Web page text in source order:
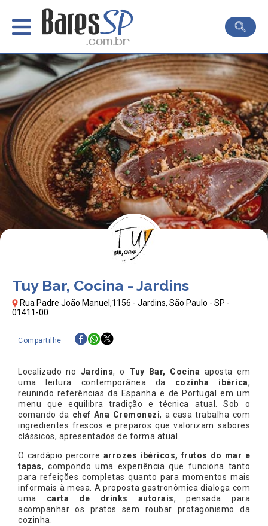
Tuy Bar, Cocina - Jardins
Rua Padre João Manuel,1156 - Jardins, São Paulo - SP -
01411-00
Compartilhe
Localizado no Jardins, o Tuy Bar, Cocina aposta em
uma leitura contemporânea da cozinha ibérica,
reunindo referências da Espanha e de Portugal em um
menu que equilibra tradição e técnica atual. Sob o
comando da chef Ana Cremonezi, a casa trabalha com
ingredientes frescos e preparos que valorizam sabores
clássicos, apresentados de forma atual.
O cardápio percorre arrozes ibéricos, frutos do mar e
tapas, compondo uma experiência que funciona tanto
para refeições completas quanto para momentos mais
informais à mesa. A proposta gastronômica dialoga com
uma carta de drinks autorais, pensada para
acompanhar os pratos sem roubar protagonismo da
cozinha.